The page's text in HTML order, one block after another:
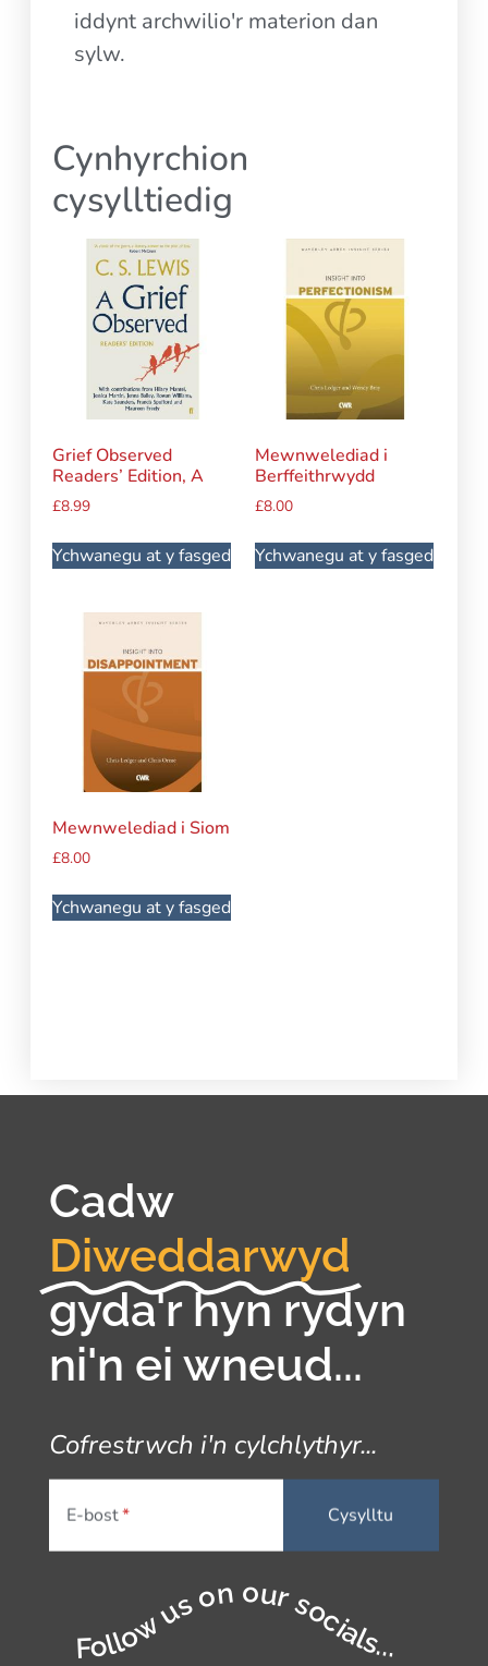
iddynt archwilio'r materion dan
sylw.
Cynhyrchion
cysylltiedig
Grief Observed
Readers’ Edition, A
£8.99
Ychwanegu at y fasged
Mewnwelediad i
Berffeithrwydd
£8.00
Ychwanegu at y fasged
Mewnwelediad i Siom
£8.00
Ychwanegu at y fasged
Cadw
Diweddarwyd
gyda'r hyn rydyn
ni'n ei wneud...
Cofrestrwch i'n cylchlythyr...
E-bost
Follow us on our socials...